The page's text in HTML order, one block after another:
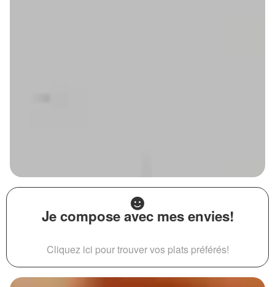
Je compose avec mes envies!
Cliquez ici pour trouver vos plats préférés!